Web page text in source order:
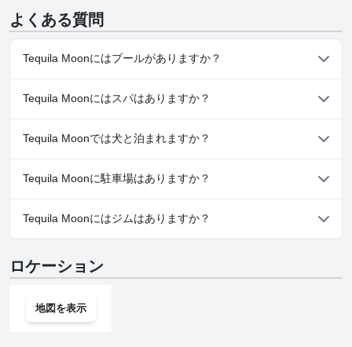
よくある質問
Tequila Moonにはプールがありますか？
はい、Tequila Moonには、以下のカテゴリーの１つ以上に属する
プールがあります： 屋外プール
Tequila Moonにはスパはありますか？
いいえ、Tequila Moonではスパはご利用いただけません。
Tequila Moonでは犬と泊まれますか？
いいえ、Tequila Moonでは犬と泊まることはできません。
Tequila Moonに駐車場はありますか？
はい、Tequila Moonでは駐車場をご利用いただけます。
Tequila Moonにはジムはありますか？
ロケーション
地図を表示